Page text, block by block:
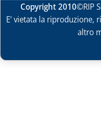
Copyright 2010©RIP
E' vietata la riproduzione,
altro